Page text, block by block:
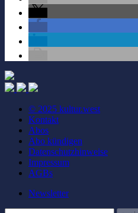
© 2025 kultur.west
Kontakt
Abos
Abo kündigen
Datenschutzhinweise
Impressum
AGBs
Newsletter